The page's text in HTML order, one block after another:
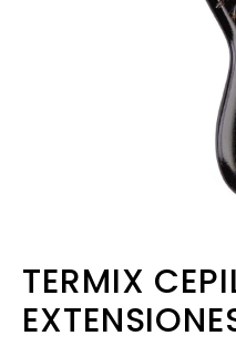
TERMIX